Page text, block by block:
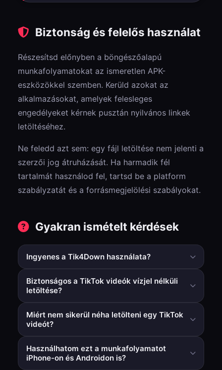
Biztonság és felelős használat
Részesítsd előnyben a böngészőalapú
munkafolyamatokat az ismeretlen APK-
eszközökkel szemben. Kerüld azokat az
alkalmazásokat, amelyek felesleges
engedélyeket kérnek pusztán nyilvános linkek
letöltéséhez.
Ne feledd azt sem: egy fájl letöltése nem jelenti a
szerzői jog átruházását. Ha harmadik fél
tartalmát használod fel, tartsd be a platform
szabályzatát és a forrásmegjelölési szabályokat.
Gyakran ismételt kérdések
Ingyenes a Tik4Down használata?
Igen, az alapvető böngészős munkafolyamat ingyenes,
és az általános használathoz nem szükséges
fiókregisztráció.
Biztonságos a TikTok videók vízjel nélküli
letöltése?
A böngészőalapú eszközök általában
biztonságosabbak, mint a véletlenszerű APK-
telepítések, mivel nem igényelnek alkalmazásszintű
eszközengedélyeket.
Miért nem sikerül néha letölteni egy TikTok
videót?
A privát vagy eltávolított videókat nem lehet lekérni.
Nyilvános videók esetén frissítés után próbáld újra, ha
átmeneti elemzési hiba lép fel.
Használhatom ezt a munkafolyamatot
iPhone-on és Androidon is?